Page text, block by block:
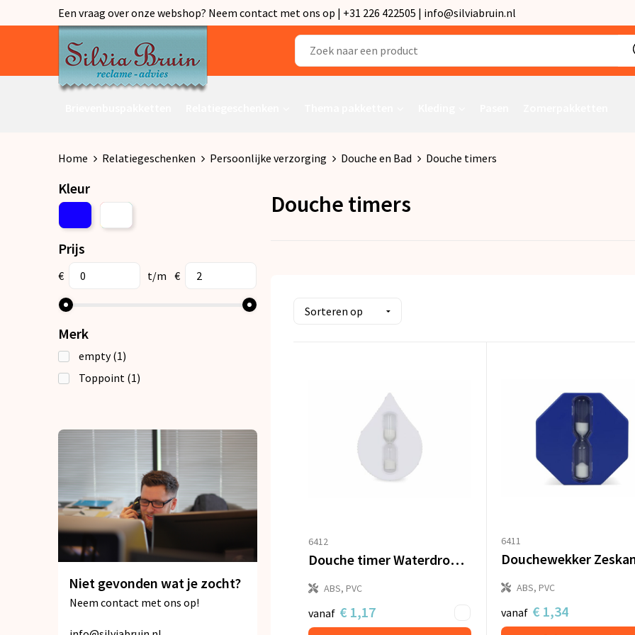
Een vraag over onze webshop? Neem contact met ons op | +31 226 422505 | info@silviabruin.nl
Home Relatiegeschenken Persoonlijke verzorging Douche en Bad Douche timers
Kleur
Prijs
€ t/m €
Merk
empty (1)
Toppoint (1)
Niet gevonden wat je zocht?
Neem contact met ons op!
Douche timers
6412
Douche timer Waterdrop - 5min
ABS, PVC
vanaf € 1,17
6411
ABS, PVC
vanaf € 1,34